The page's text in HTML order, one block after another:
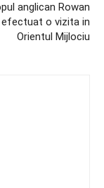
anglican Rowan
efectuat o vizita in
Orientul Mijlociu